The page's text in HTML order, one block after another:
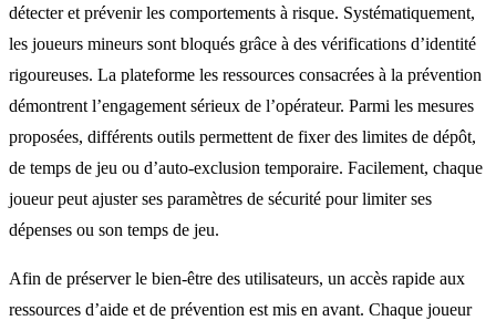
détecter et prévenir les comportements à risque. Systématiquement,
les joueurs mineurs sont bloqués grâce à des vérifications d’identité
rigoureuses. La plateforme les ressources consacrées à la prévention
démontrent l’engagement sérieux de l’opérateur. Parmi les mesures
proposées, différents outils permettent de fixer des limites de dépôt,
de temps de jeu ou d’auto-exclusion temporaire. Facilement, chaque
joueur peut ajuster ses paramètres de sécurité pour limiter ses
dépenses ou son temps de jeu.
Afin de préserver le bien-être des utilisateurs, un accès rapide aux
ressources d’aide et de prévention est mis en avant. Chaque joueur